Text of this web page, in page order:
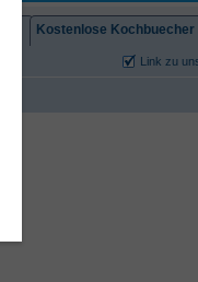
Kostenlose Kochbuecher
Link zu